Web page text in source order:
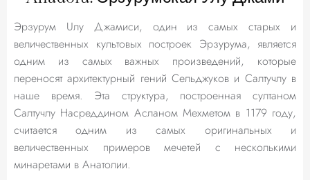
Эрзурум Uлу Джамиси, один из самых старых и
величественных культовых построек Эрзурума, является
одним из самых важных произведений, которые
переносят архитектурный гений Сельджуков и Салтучлу в
наше время. Эта структура, построенная султаном
Салтучлу Насреддином Асланом Мехметом в 1179 году,
считается одним из самых оригинальных и
величественных примеров мечетей с несколькими
минаретами в Анатолии.